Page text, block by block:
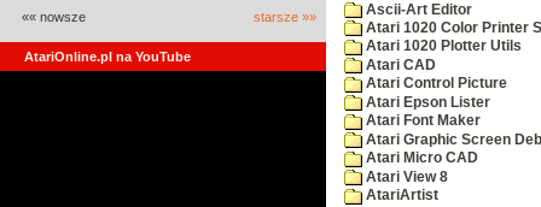
«« nowsze starsze »»
AtariOnline.pl na YouTube
Ascii-Art Editor
Atari 1020 Color Printer
Atari 1020 Plotter Utils
Atari CAD
Atari Control Picture
Atari Epson Lister
Atari Font Maker
Atari Graphic Screen
Atari Micro CAD
Atari View 8
AtariArtist